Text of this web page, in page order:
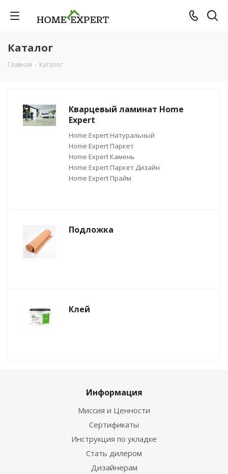
Каталог
Главная - Каталог
Кварцевый ламинат Home
Expert
Home Expert Натуральный
Home Expert Паркет
Home Expert Камень
Home Expert Паркет Дизайн
Home Expert Прайм
Подложка
Клей
Информация
Миссия и Ценности
Сертификаты
Инструкция по укладке
Стать дилером
Дизайнерам